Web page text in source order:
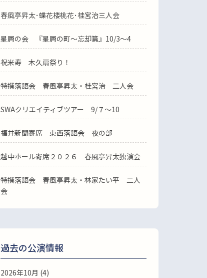
春風亭昇太･蝶花楼桃花･桂宮治三人会
星屑の会 『星屑の町～忘却篇』10/3～4
祝米寿 木久扇祭り！
特撰落語会 春風亭昇太・桂宮治 二人会
SWAクリエイティブツアー 9/７～10
福井新聞寄席 東西落語会 夜の部
越中ホール寄席２０２６ 春風亭昇太独演会
特撰落語会 春風亭昇太・林家たい平 二人
会
過去の公演情報
2026年10月 (4)